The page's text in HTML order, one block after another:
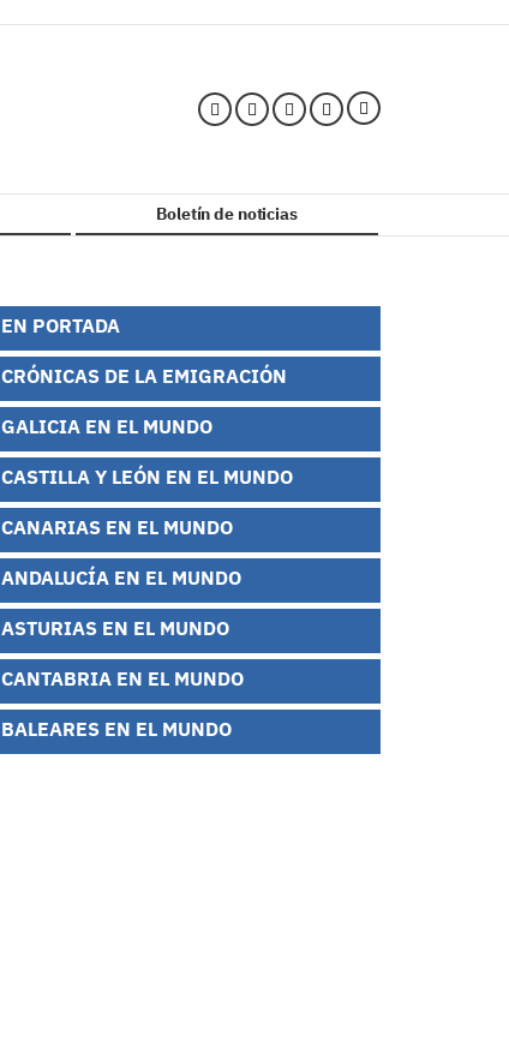
Boletín de noticias
EN PORTADA
CRÓNICAS DE LA EMIGRACIÓN
GALICIA EN EL MUNDO
CASTILLA Y LEÓN EN EL MUNDO
CANARIAS EN EL MUNDO
ANDALUCÍA EN EL MUNDO
ASTURIAS EN EL MUNDO
CANTABRIA EN EL MUNDO
BALEARES EN EL MUNDO